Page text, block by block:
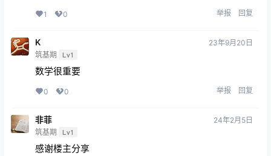
1 0 举报 回复
K
筑基期 Lv1
23年9月20日
数学很重要
0 0 举报 回复
非菲
筑基期 Lv1
24年2月5日
感谢楼主分享